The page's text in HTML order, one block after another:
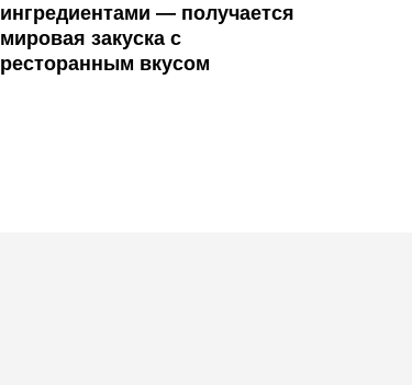
ингредиентами — получается
мировая закуска с
ресторанным вкусом